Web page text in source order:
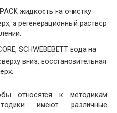
жидкость на очистку
а регенерационный раствор
SCHWEBEBETT вода на
вниз, восстановительная
относятся к методикам
имеют различные